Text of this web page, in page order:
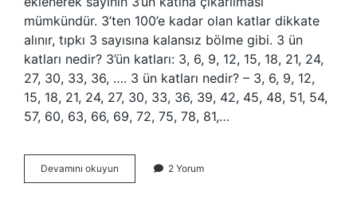
mümkündür. 3’ten 100’e kadar olan katlar dikkate
alınır, tıpkı 3 sayısına kalansız bölme gibi. 3 ün
katları nedir? 3’ün katları: 3, 6, 9, 12, 15, 18, 21, 24,
27, 30, 33, 36, …. 3 ün katları nedir? – 3, 6, 9, 12,
15, 18, 21, 24, 27, 30, 33, 36, 39, 42, 45, 48, 51, 54,
57, 60, 63, 66, 69, 72, 75, 78, 81,…
Devamını okuyun
Ün
2 Yorum